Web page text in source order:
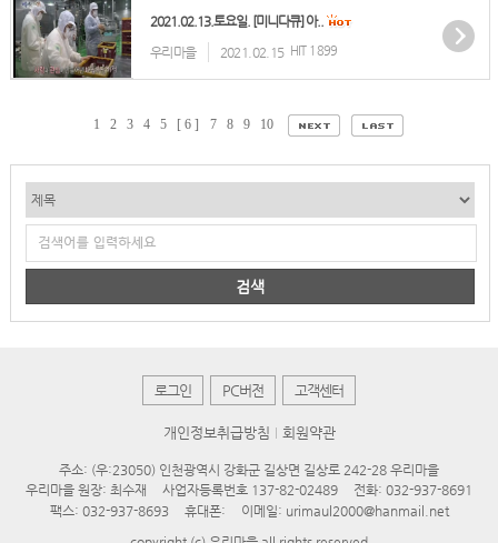
2021.02.13.토요일. [미니다큐] 아..
우리마을
2021.02.15 HIT 1899
1 2 3 4 5 [ 6 ] 7 8 9 10
검색
로그인 PC버전 고객센터
개인정보취급방침 회원약관
주소: (우:23050) 인천광역시 강화군 길상면 길상로 242-28 우리마을
우리마을 원장: 최수재
사업자등록번호 137-82-02489
전화: 032-937-8691
팩스: 032-937-8693
휴대폰:
이메일: urimaul2000@hanmail.net